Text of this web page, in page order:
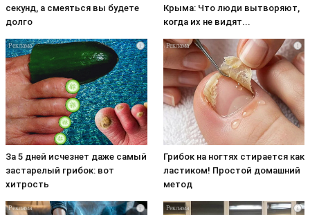
секунд, а смеяться вы будете
долго
Крыма: Что люди вытворяют,
когда их не видят...
i
За 5 дней исчезнет даже самый
застарелый грибок: вот
хитрость
i
Грибок на ногтях стирается как
ластиком! Простой домашний
метод
i i